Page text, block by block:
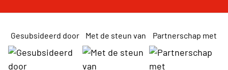
Gesubsideerd door Met de steun van Partnerschap met